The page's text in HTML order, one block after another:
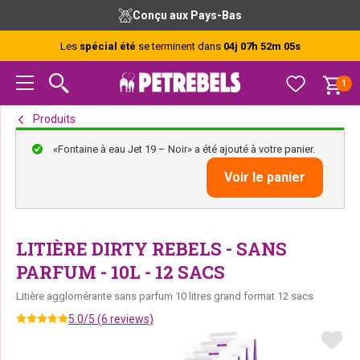
navigation
principale
principal
de
page
Conçu aux Pays-Bas
Les spécial été se terminent dans 04j 07h 52m 05s
1
Produits
«Fontaine à eau Jet 19 – Noir» a été ajouté à votre panier.
Voir le panier
LITIÈRE DIRTY REBELS - SANS
PARFUM - 10L - 12 SACS
Litière agglomérante sans parfum 10 litres grand format 12 sacs
5.0/5 (6 reviews)